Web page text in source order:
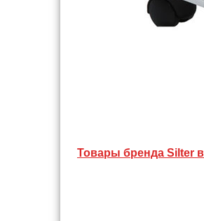
Товары бренда Silter